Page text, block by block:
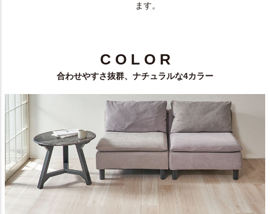
ます。
C O L O R
合わせやすさ抜群、ナチュラルな4カラー